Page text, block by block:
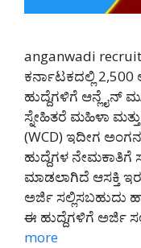
anganwadi
ಕರ್ನಾಟಕದಲ್ಲಿ
ಹುದ್ದೆಗಳಿಗೆ ಆನ್ಲೈನ್
ಸ್ನೇಹಿತರೆ ಮಹಿಳಾ
(WCD) ಇದೀಗ
ಹುದ್ದೆಗಳ
ಮಾಡಲಾಗಿದೆ ಆಸಕ್ತಿ
ಅರ್ಜಿ ಸಲ್ಲಿಸಬಹುದು
ಈ ಹುದ್ದೆಗಳಿಗೆ ಅರ್ಜಿ
more